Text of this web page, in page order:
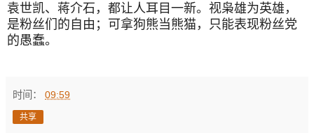
袁世凯、蒋介石，都让人耳目一新。视枭雄为英雄，
是粉丝们的自由；可拿狗熊当熊猫，只能表现粉丝党
的愚蠢。
时间： 09:59
共享